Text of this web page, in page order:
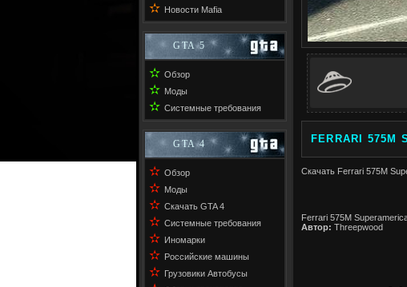
✫ Новости Mafia
GTA 5
✫ Обзор
✫ Моды
✫ Системные требования
GTA 4
✫ Обзор
✫ Моды
✫ Скачать GTA 4
✫ Системные требования
✫ Иномарки
✫ Российские машины
✫ Грузовики Автобусы
FERRARI 575M
Скачать Ferrari 575M
Ferrari 575M
Автор: Threepwood